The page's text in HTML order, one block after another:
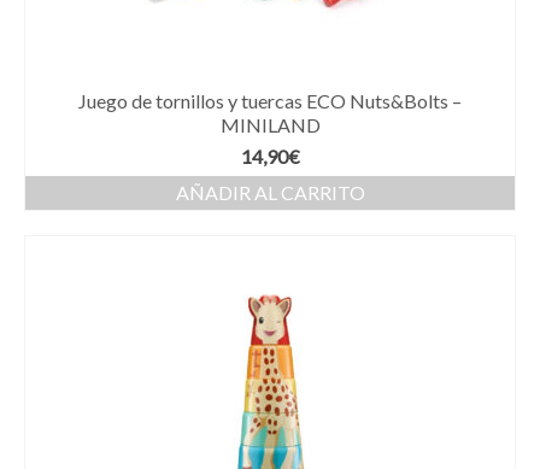
Juego de tornillos y tuercas ECO Nuts&Bolts –
MINILAND
14,90€
AÑADIR AL CARRITO